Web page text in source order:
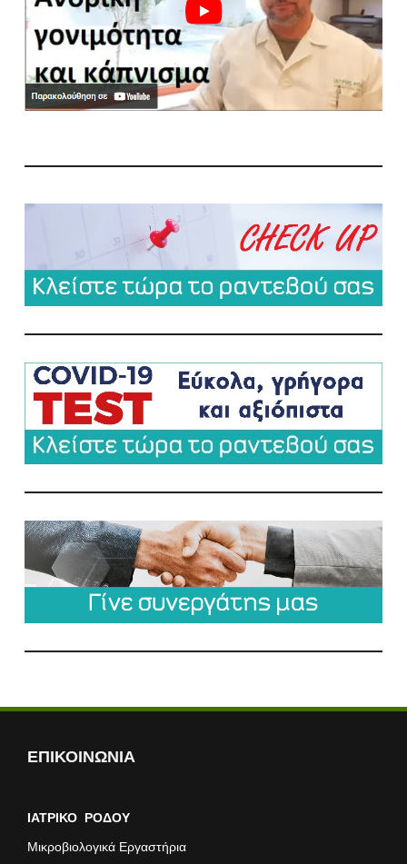
ΕΠΙΚΟΙΝΩΝΙΑ
ΙΑΤΡΙΚΟ ΡΟΔΟΥ
Μικροβιολογικά Εργαστήρια